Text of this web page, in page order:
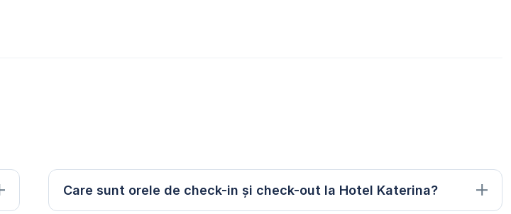
Care sunt orele de check-in și check-out la Hotel Katerina?